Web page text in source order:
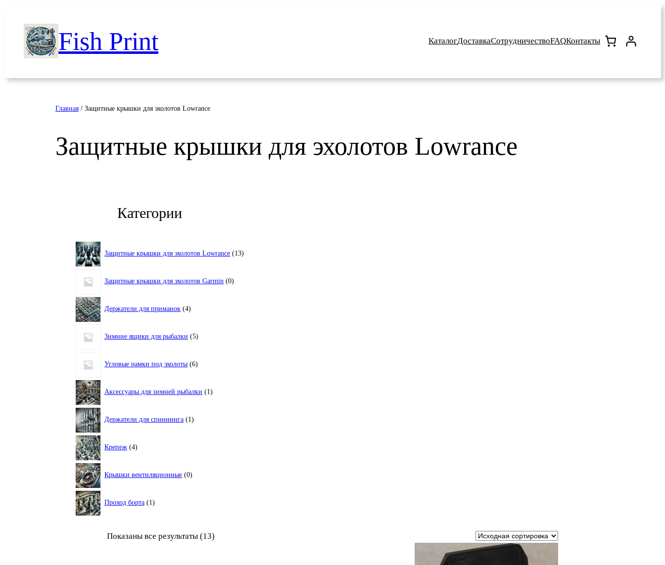
содержимому Fish Print КаталогДоставкаСотрудничествоFAQКонтакты
Главная / Защитные крышки для эхолотов Lowrance
Защитные крышки для эхолотов Lowrance
Категории
Защитные крышки для эхолотов Lowrance 13товаров
Защитные крышки для эхолотов Garmin 0товаров
Держатели для приманок 4товара
Зимние ящики для рыбалки 5товаров
Угловые рамки под эхолоты 6товаров
Аксессуары для зимней рыбалки 1товар
Держатели для спиннинга 1товар
Крепеж 4товара
Крышки вентиляционные 0товаров
Проход борта 1товар
Показаны все результаты (13)